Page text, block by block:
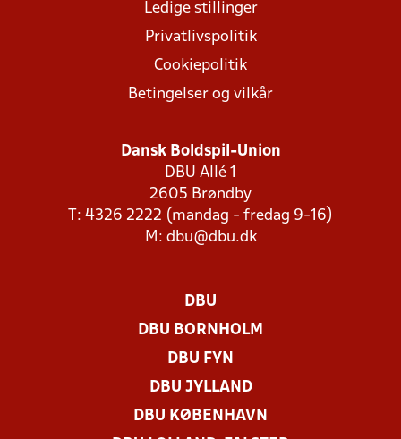
Ledige stillinger
Privatlivspolitik
Cookiepolitik
Betingelser og vilkår
Dansk Boldspil-Union
DBU Allé 1
2605 Brøndby
T: 4326 2222 (mandag - fredag 9-16)
M: dbu@dbu.dk
DBU
DBU BORNHOLM
DBU FYN
DBU JYLLAND
DBU KØBENHAVN